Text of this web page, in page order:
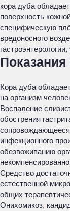
кора дуба
поверхность
специфическую
вредоносного
Кора дуба
на организм
Воспаление
обострения
инфекционного
обезвоживанию
Средство
естественной
общих
Онихомикоз,